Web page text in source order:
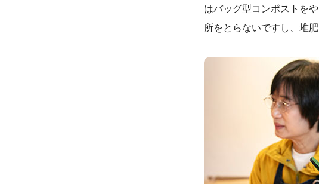
はバッグ型コンポストを
所をとらないですし、堆